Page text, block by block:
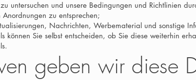
untersuchen und unsere Bedingungen und Richtlinien
Anordnungen zu entsprechen;
Nachrichten, Werbematerial und sonstige
können Sie selbst entscheiden, ob Sie diese weiterhin
geben wir diese